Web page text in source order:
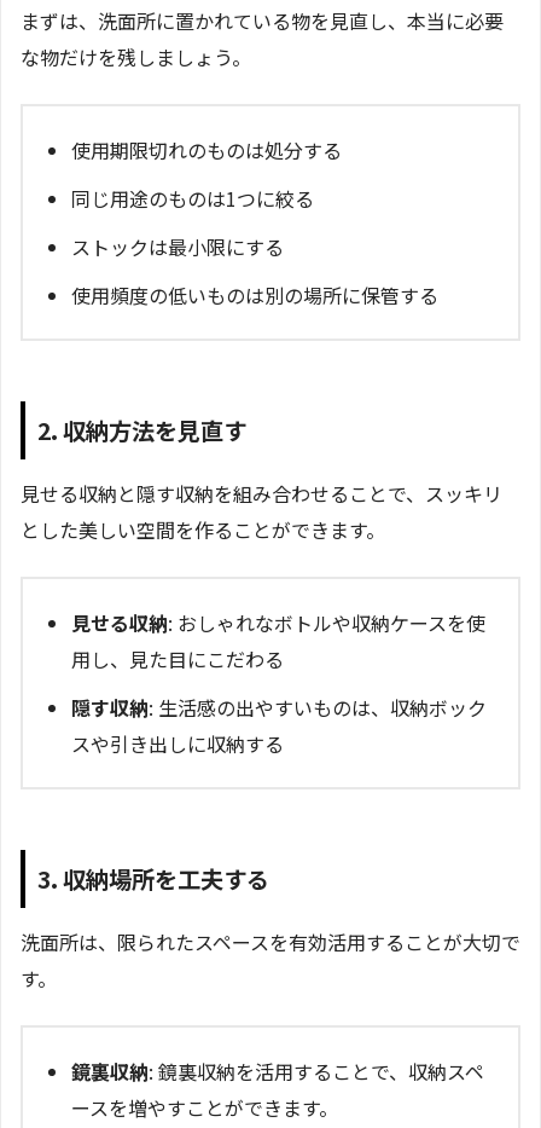
まずは、洗面所に置かれている物を見直し、本当に必要
な物だけを残しましょう。
使用期限切れのものは処分する
同じ用途のものは1つに絞る
ストックは最小限にする
使用頻度の低いものは別の場所に保管する
2. 収納方法を見直す
見せる収納と隠す収納を組み合わせることで、スッキリ
とした美しい空間を作ることができます。
見せる収納: おしゃれなボトルや収納ケースを使
用し、見た目にこだわる
隠す収納: 生活感の出やすいものは、収納ボック
スや引き出しに収納する
3. 収納場所を工夫する
洗面所は、限られたスペースを有効活用することが大切で
す。
鏡裏収納: 鏡裏収納を活用することで、収納スペ
ースを増やすことができます。